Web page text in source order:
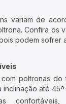
variam de
Confira os
podem sofrer
poltronas do
inclinação até
confortáveis,